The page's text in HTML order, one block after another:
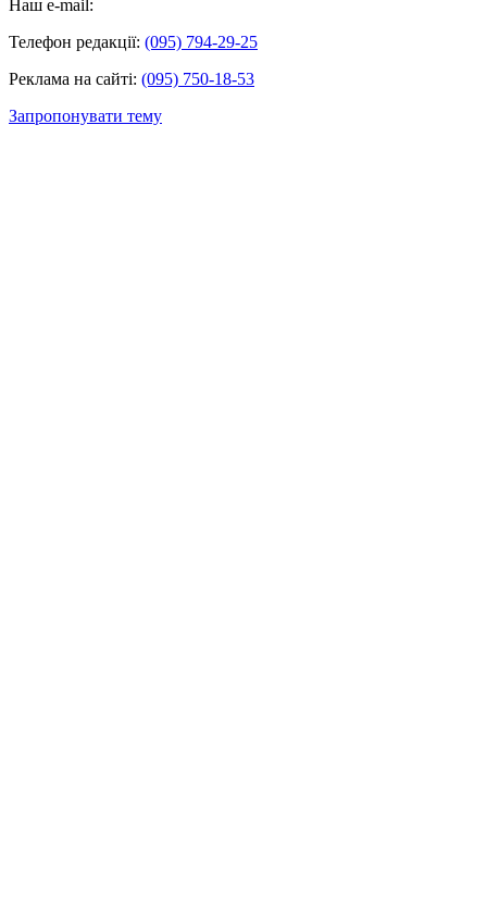
Наш e-mail:
Телефон редакції: (095) 794-29-25
Реклама на сайті: (095) 750-18-53
Запропонувати тему